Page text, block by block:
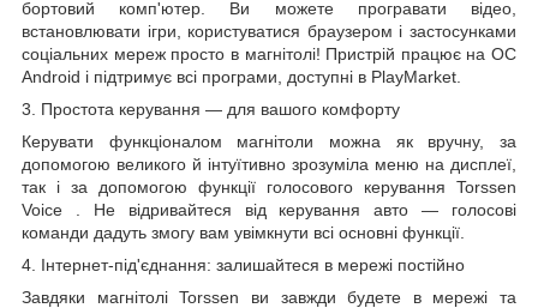
бортовий комп'ютер. Ви можете програвати відео,
встановлювати ігри, користуватися браузером і застосунками
соціальних мереж просто в магнітолі! Пристрій працює на ОС
Android і підтримує всі програми, доступні в PlayMarket.
3. Простота керування — для вашого комфорту
Керувати функціоналом магнітоли можна як вручну, за
допомогою великого й інтуїтивно зрозуміла меню на дисплеї,
так і за допомогою функції голосового керування Torssen
Voice
. Не відривайтеся від керування авто — голосові
команди дадуть змогу вам увімкнути всі основні функції.
4. Інтернет-під'єднання: залишайтеся в мережі постійно
Завдяки магнітолі Torssen ви завжди будете в мережі та